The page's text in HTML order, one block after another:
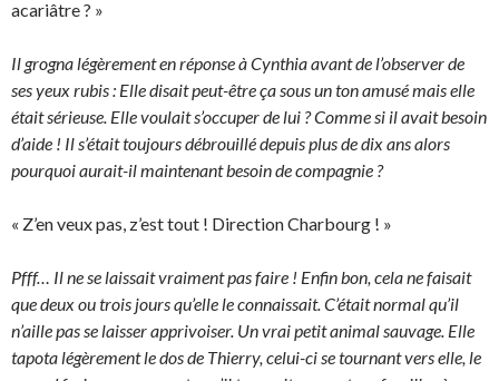
acariâtre ? »
Il grogna légèrement en réponse à Cynthia avant de l’observer de
ses yeux rubis : Elle disait peut-être ça sous un ton amusé mais elle
était sérieuse. Elle voulait s’occuper de lui ? Comme si il avait besoin
d’aide ! Il s’était toujours débrouillé depuis plus de dix ans alors
pourquoi aurait-il maintenant besoin de compagnie ?
« Z’en veux pas, z’est tout ! Direction Charbourg ! »
Pfff… Il ne se laissait vraiment pas faire ! Enfin bon, cela ne faisait
que deux ou trois jours qu’elle le connaissait. C’était normal qu’il
n’aille pas se laisser apprivoiser. Un vrai petit animal sauvage. Elle
tapota légèrement le dos de Thierry, celui-ci se tournant vers elle, le